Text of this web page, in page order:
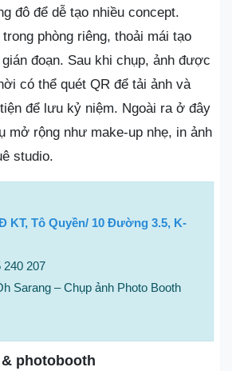
đô để dễ tạo nhiều concept.
phòng riêng, thoải mái tạo
đoạn. Sau khi chụp, ảnh được
có thể quét QR để tải ảnh và
để lưu kỷ niệm. Ngoài ra ở đây
mở rộng như make-up nhẹ, in ảnh
studio.
KT, Tô Quyền/ 10 Đường 3.5, K-
240 207
Sarang – Chụp ảnh Photo Booth
photobooth